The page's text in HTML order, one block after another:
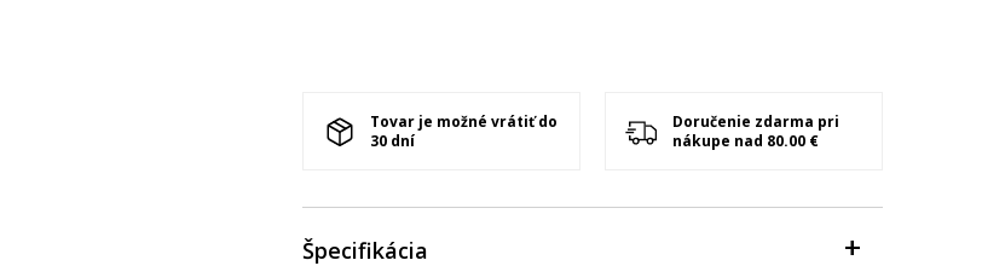
Tovar je možné vrátiť do
30 dní
Doručenie zdarma pri
nákupe nad 80.00 €
Špecifikácia